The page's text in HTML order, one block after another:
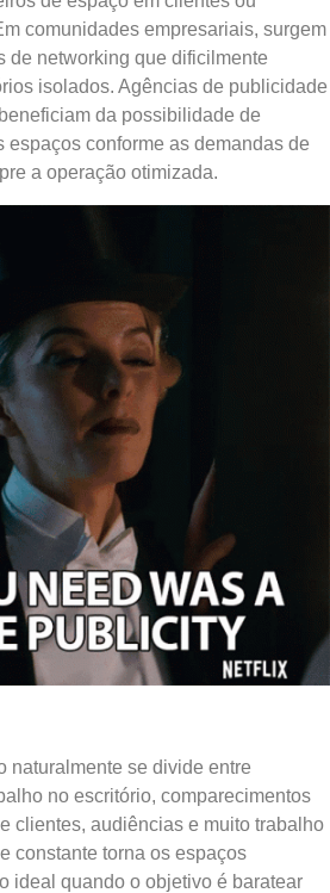
comunidades empresariais, surgem
de networking que dificilmente
isolados. Agências de publicidade
da possibilidade de
espaços conforme as demandas de
a operação otimizada.
naturalmente se divide entre
no escritório, comparecimentos
clientes, audiências e muito trabalho
constante torna os espaços
ideal quando o objetivo é baratear